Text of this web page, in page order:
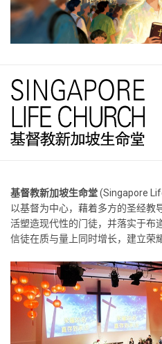
基督教新加坡生命堂(Singapore
以基督为中心，藉着多方的圣经教
活塑造现代性的门徒，并落实于布
信徒在质与量上同时增长，建立荣